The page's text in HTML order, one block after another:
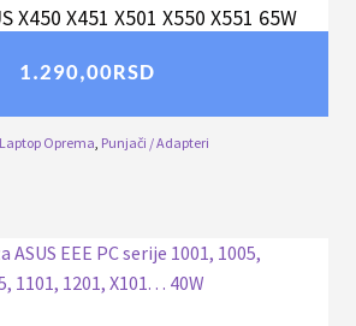
X450 X451 X501 X550 X551 65W
1.290,00RSD
Laptop Oprema, Punjači / Adapteri